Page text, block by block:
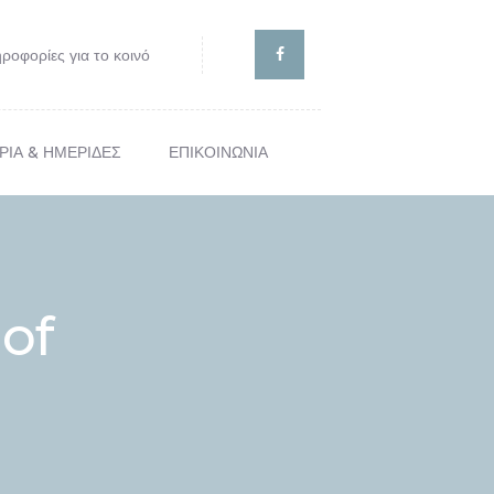
για το κοινό
& ΗΜΕΡΙΔΕΣ ΕΠΙΚΟΙΝΩΝΙΑ